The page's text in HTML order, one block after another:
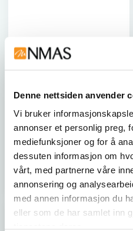
Denne nettsiden anvender
Vi bruker
annonser et personlig preg,
mediefunksjoner og for å
dessuten informasjon om
vårt, med partnerne våre
annonsering og
med annen informasjon du
eller som de har samlet inn
Hotblock Dual LED digital
mL
varmblokker for 1,5 og 2 ml
rør, LED-display.
ABD E11370
Kjøp her